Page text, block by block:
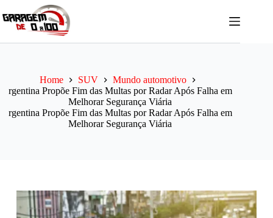
para
Home SUV
Mundo automotivo
rgentina Propõe Fim das Multas por Radar Após Falha em
Melhorar Segurança Viária
rgentina Propõe Fim das Multas por Radar Após Falha em
Melhorar Segurança Viária